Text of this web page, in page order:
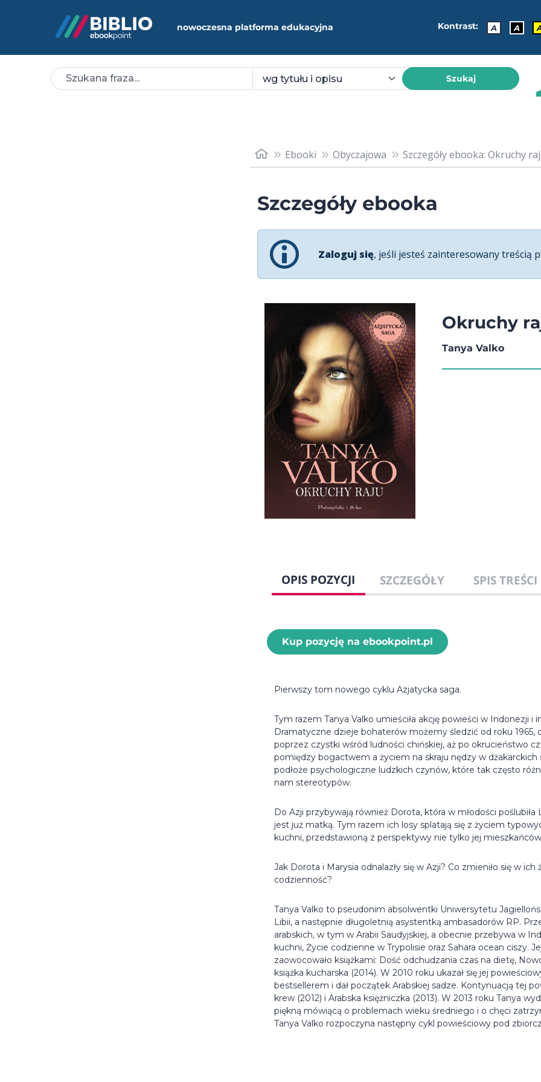
nowoczesna platforma edukacyjna Kontrast: A A
Szukaj
Ebooki Obyczajowa Szczegóły ebooka: Okruchy
Szczegóły ebooka
Zaloguj się, jeśli jesteś zainteresowany treścią
Okruchy
Tanya Valko
OPIS POZYCJI SZCZEGÓŁY SPIS TREŚCI
Kup pozycję na ebookpoint.pl
Pierwszy tom nowego cyklu Azjatycka saga.
Tym razem Tanya Valko umieściła akcję powieści w Indonezji i
Dramatyczne dzieje bohaterów możemy śledzić od roku
poprzez czystki wśród ludności chińskiej, aż po okrucieństwo
pomiędzy bogactwem a życiem na skraju nędzy w dżakarckich
podłoże psychologiczne ludzkich czynów, które tak często
nam stereotypów.
Do Azji przybywają również Dorota, która w młodości
jest już matką. Tym razem ich losy splatają się z życiem
kuchni, przedstawioną z perspektywy nie tylko jej
Jak Dorota i Marysia odnalazły się w Azji? Co zmieniło się w ich
codzienność?
Tanya Valko to pseudonim absolwentki Uniwersytetu
Libii, a następnie długoletnią asystentką ambasadorów RP.
arabskich, w tym w Arabii Saudyjskiej, a obecnie przebywa w
kuchni, Życie codzienne w Trypolisie oraz Sahara ocean ciszy.
zaowocowało książkami: Dość odchudzania czas na dietę,
książka kucharska (2014). W 2010 roku ukazał się jej
bestsellerem i dał początek Arabskiej sadze. Kontynuacją tej
krew (2012) i Arabska księżniczka (2013). W 2013 roku Tanya
piękną mówiącą o problemach wieku średniego i o chęci
Tanya Valko rozpoczyna następny cykl powieściowy pod